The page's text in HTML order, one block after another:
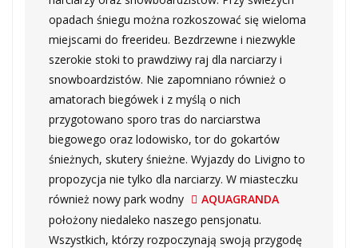
opadach śniegu można rozkoszować się wieloma
miejscami do freerideu. Bezdrzewne i niezwykle
szerokie stoki to prawdziwy raj dla narciarzy i
snowboardzistów. Nie zapomniano również o
amatorach biegówek i z myślą o nich
przygotowano sporo tras do narciarstwa
biegowego oraz lodowisko, tor do gokartów
śnieżnych, skutery śnieżne. Wyjazdy do Livigno to
propozycja nie tylko dla narciarzy. W miasteczku
również nowy park wodny
AQUAGRANDA
położony niedaleko naszego pensjonatu.
Wszystkich, którzy rozpoczynają swoją przygodę